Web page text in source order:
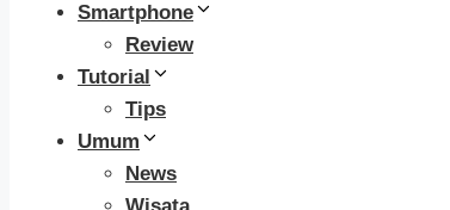
Smartphone
Review
Tutorial
Tips
Umum
News